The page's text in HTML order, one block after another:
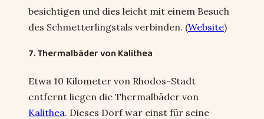
besichtigen und dies leicht mit einem Besuch
des Schmetterlingstals verbinden. (Website)
7. Thermalbäder von Kalithea
Etwa 10 Kilometer von Rhodos-Stadt
entfernt liegen die Thermalbäder von
Kalithea. Dieses Dorf war einst für seine